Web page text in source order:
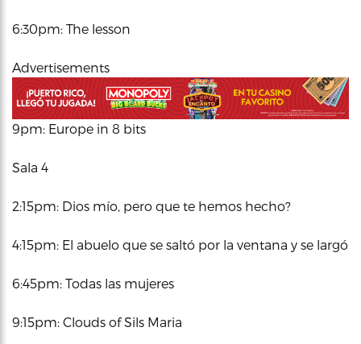
6:30pm: The lesson
Advertisements
9pm: Europe in 8 bits
Sala 4
2:15pm: Dios mío, pero que te hemos hecho?
4:15pm: El abuelo que se saltó por la ventana y se largó
6:45pm: Todas las mujeres
9:15pm: Clouds of Sils Maria